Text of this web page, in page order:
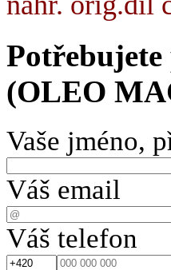
(OLEO
Vaše jméno,
Váš email
Váš telefon